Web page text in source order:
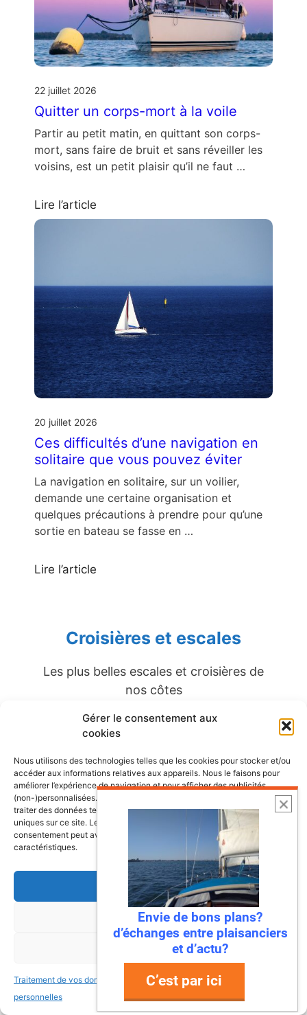
Gérer le consentement aux
cookies
Nous utilisons des technologies telles que les cookies pour stocker et/ou
accéder aux informations relatives aux appareils. Nous le faisons pour
améliorer l’expérience de navigation et pour afficher des publicités
(non-)personnalisées. Consentir à ces technologies nous autorisera à
traiter des données telles que le comportement de navigation ou les ID
uniques sur ce site. Le fait de ne pas consentir ou de retirer son
consentement peut avoir un effet négatif sur certaines fonctonnalités et
caractéristiques.
Accepter
Refuser
Voir les préférences
Traitement de vos données
personnelles
Traitement de vos données
personnelles
22 juillet 2026
Quitter un corps-mort à la voile
Partir au petit matin, en quittant son corps-
mort, sans faire de bruit et sans réveiller les
voisins, est un petit plaisir qu’il ne faut …
Lire l’article
20 juillet 2026
Ces difficultés d’une navigation en
solitaire que vous pouvez éviter
La navigation en solitaire, sur un voilier,
demande une certaine organisation et
quelques précautions à prendre pour qu’une
sortie en bateau se fasse en …
Lire l’article
Croisières et escales
Les plus belles escales et croisières de
nos côtes
Envie de fraicheur ? Larguez les
amarres direction la Normandie
Imaginez : des falaises vertigineuses qui
plongent dans une mer turquoise, des ports
Envie de bons plans?
d’échanges entre plaisanciers
et d’actu?
C’est par ici